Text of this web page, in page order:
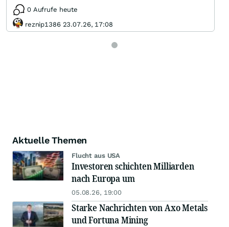
0 Aufrufe heute
reznip1386 23.07.26, 17:08
Aktuelle Themen
Flucht aus USA
Investoren schichten Milliarden
nach Europa um
05.08.26, 19:00
Starke Nachrichten von Axo Metals
und Fortuna Mining